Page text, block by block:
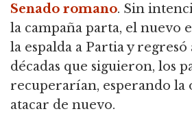
Senado romano. Sin
la campaña parta, el nuevo
la espalda a Partia y regresó
décadas que siguieron, los
recuperarían, esperando la
atacar de nuevo.